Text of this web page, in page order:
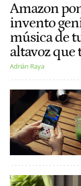
Amazon
invento
música de
altavoz que
Adrián Raya